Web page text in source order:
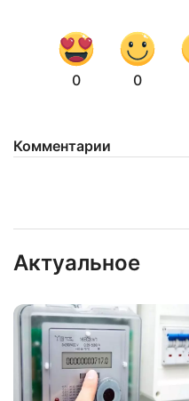
0 0
Комментарии
Актуальное
Нажимая на кнопку
соглашаетесь с